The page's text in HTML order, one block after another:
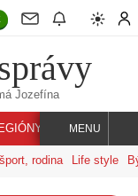
Jozefína
INDEX SVET
MENU
rodina Life style